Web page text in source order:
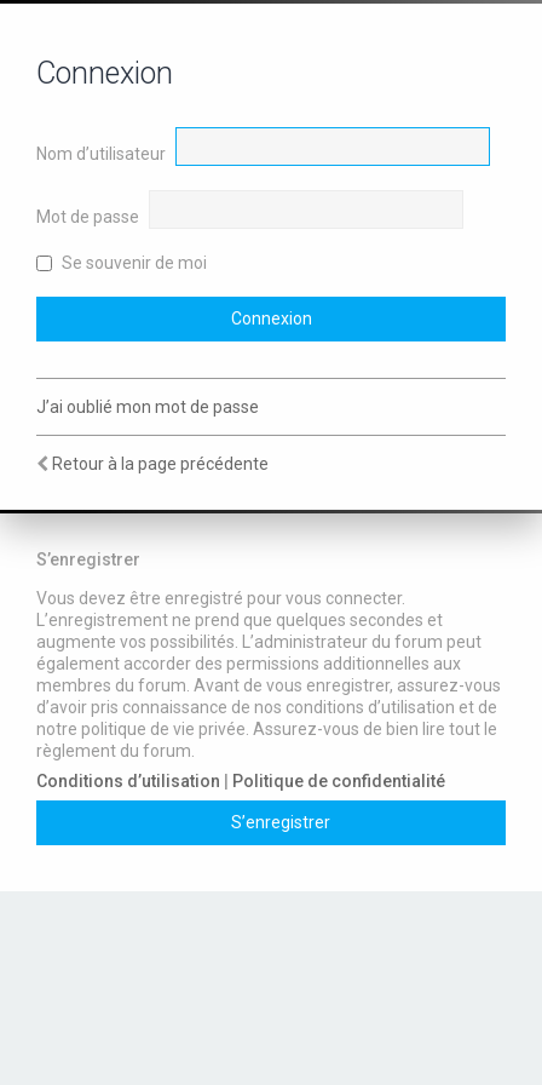
Connexion
Nom d’utilisateur
Mot de passe
Se souvenir de moi
J’ai oublié mon mot de passe
Retour à la page précédente
S’enregistrer
Vous devez être enregistré pour vous connecter.
L’enregistrement ne prend que quelques secondes et
augmente vos possibilités. L’administrateur du forum peut
également accorder des permissions additionnelles aux
membres du forum. Avant de vous enregistrer, assurez-vous
d’avoir pris connaissance de nos conditions d’utilisation et de
notre politique de vie privée. Assurez-vous de bien lire tout le
règlement du forum.
Conditions d’utilisation | Politique de confidentialité
S’enregistrer